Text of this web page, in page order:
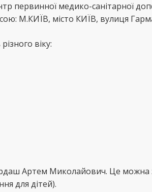
первинної медико-санітарної
М.КИЇВ, місто КИЇВ, вулиця
віку:
Артем Миколайович. Це
для дітей).